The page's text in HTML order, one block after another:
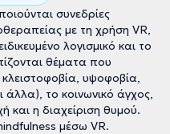
συνεδρίες
με τη χρήση VR,
λογισμικό και το
θέματα που
υψοφοβία,
άλλα), το κοινωνικό άγχος,
και η διαχείριση θυμού.
μέσω VR.